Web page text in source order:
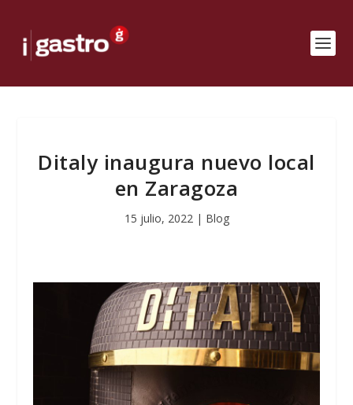
Ditaly inaugura nuevo local
en Zaragoza
15 julio, 2022| Blog